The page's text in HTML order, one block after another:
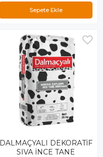
Sepete Ekle
DALMAÇYALI DEKORATİF
SIVA İNCE TANE